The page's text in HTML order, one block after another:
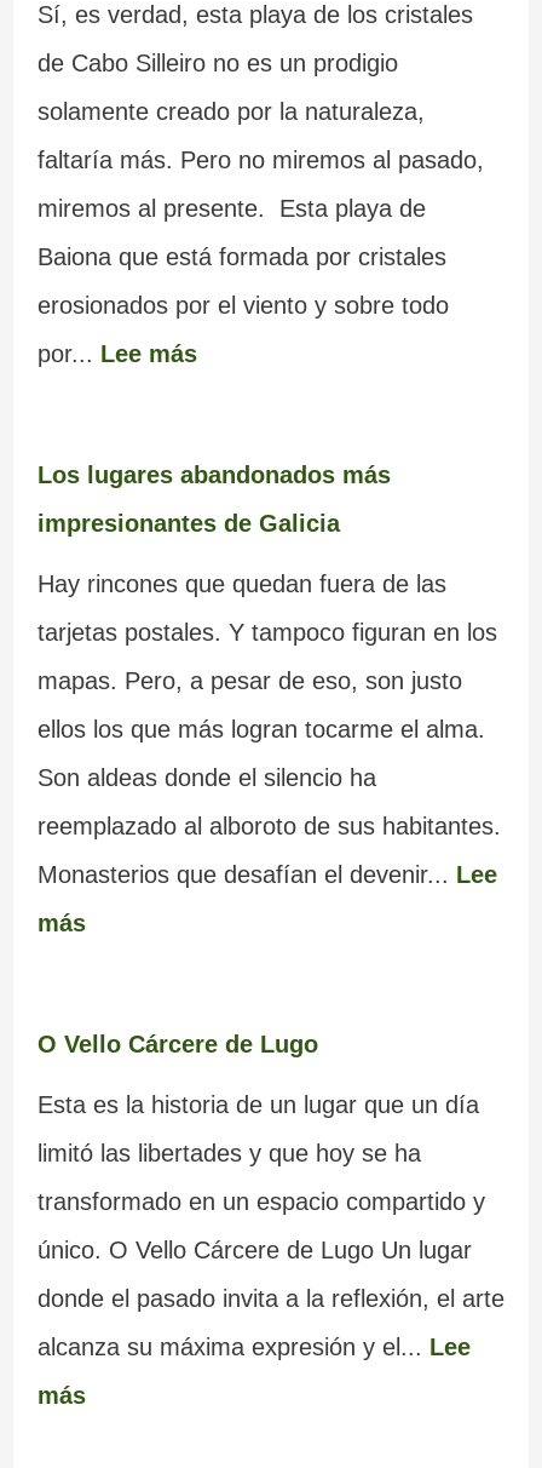
Sí, es verdad, esta playa de los cristales
de Cabo Silleiro no es un prodigio
solamente creado por la naturaleza,
faltaría más. Pero no miremos al pasado,
miremos al presente. Esta playa de
Baiona que está formada por cristales
erosionados por el viento y sobre todo
por... Lee más
Los lugares abandonados más
impresionantes de Galicia
Hay rincones que quedan fuera de las
tarjetas postales. Y tampoco figuran en los
mapas. Pero, a pesar de eso, son justo
ellos los que más logran tocarme el alma.
Son aldeas donde el silencio ha
reemplazado al alboroto de sus habitantes.
Monasterios que desafían el devenir... Lee
más
O Vello Cárcere de Lugo
Esta es la historia de un lugar que un día
limitó las libertades y que hoy se ha
transformado en un espacio compartido y
único. O Vello Cárcere de Lugo Un lugar
donde el pasado invita a la reflexión, el arte
alcanza su máxima expresión y el... Lee
más